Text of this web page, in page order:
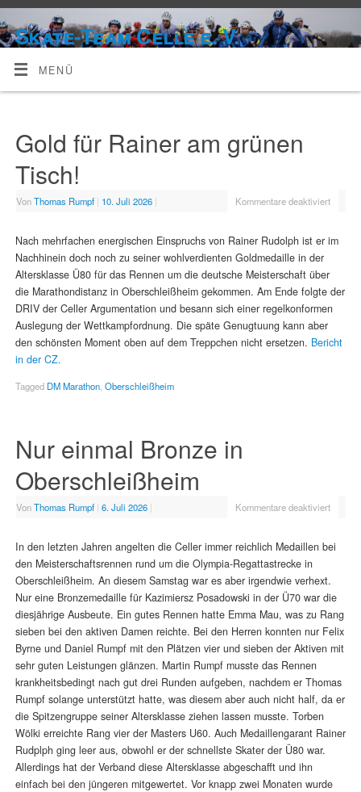
Skate-Team Celle e. V.
MENÜ
Gold für Rainer am grünen
Tisch!
VonThomas Rumpf | 10. Juli 2026 | Kommentare deaktiviert
Nach mehrfachen energischen Einspruchs von Rainer Rudolph ist er im
Nachhinein doch noch zu seiner wohlverdienten Goldmedaille in der
Altersklasse Ü80 für das Rennen um die deutsche Meisterschaft über
die Marathondistanz in Oberschleißheim gekommen. Am Ende folgte der
DRIV der Celler Argumentation und besann sich einer regelkonformen
Auslegung der Wettkampfordnung. Die späte Genugtuung kann aber
den schönsten Moment oben auf dem Treppchen nicht ersetzen. Bericht
in der CZ.
Tagged DM Marathon, Oberschleißheim
Nur einmal Bronze in
Oberschleißheim
VonThomas Rumpf | 6. Juli 2026 | Kommentare deaktiviert
In den letzten Jahren angelten die Celler immer reichlich Medaillen bei
den Meisterschaftsrennen rund um die Olympia-Regattastrecke in
Oberschleißheim. An diesem Samstag war es aber irgendwie verhext.
Nur eine Bronzemedaille für Kazimiersz Posadowski in der Ü70 war die
diesjährige Ausbeute. Ein gutes Rennen hatte Emma Mau, was zu Rang
sieben bei den aktiven Damen reichte. Bei den Herren konnten nur Felix
Byrne und Daniel Rumpf mit den Plätzen vier und sieben der Aktiven mit
sehr guten Leistungen glänzen. Martin Rumpf musste das Rennen
krankheitsbedingt nach gut drei Runden aufgeben, nachdem er Thomas
Rumpf solange unterstützt hatte, was diesem aber auch nicht half, da er
die Spitzengruppe seiner Altersklasse ziehen lassen musste. Torben
Wölki erreichte Rang vier der Masters U60. Auch Medaillengarant Rainer
Rudplph ging leer aus, obwohl er der schnellste Skater der Ü80 war.
Allerdings hat der Verband diese Altersklasse abgeschafft und ihn
einfach bei den jüngeren mitgewertet. Vor knapp zwei Monaten wurde